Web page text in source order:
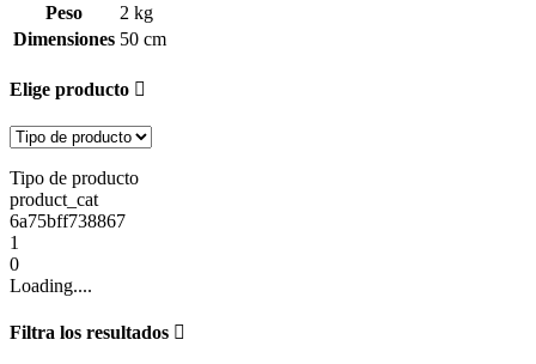
Peso
2 kg
Dimensiones 50 cm
Elige producto
Tipo de producto
product_cat
6a75bff738867
1
0
Loading....
Filtra los resultados